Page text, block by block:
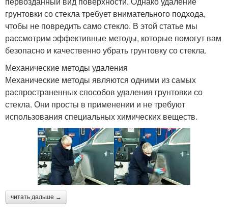
грунтовки со стекла требует внимательного подхода,
чтобы не повредить само стекло. В этой статье мы
рассмотрим эффективные методы, которые помогут вам
безопасно и качественно убрать грунтовку со стекла.
Механические методы удаления
Механические методы являются одними из самых
распространенных способов удаления грунтовки со
стекла. Они просты в применении и не требуют
использования специальных химических веществ.
читать дальше →